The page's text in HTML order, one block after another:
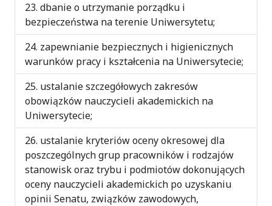
dbanie o utrzymanie porządku i
bezpieczeństwa na terenie Uniwersytetu;
zapewnianie bezpiecznych i higienicznych
warunków pracy i kształcenia na Uniwersytecie;
ustalanie szczegółowych zakresów
obowiązków nauczycieli akademickich na
Uniwersytecie;
ustalanie kryteriów oceny okresowej dla
poszczególnych grup pracowników i rodzajów
stanowisk oraz trybu i podmiotów dokonujących
oceny nauczycieli akademickich po uzyskaniu
opinii Senatu, związków zawodowych,